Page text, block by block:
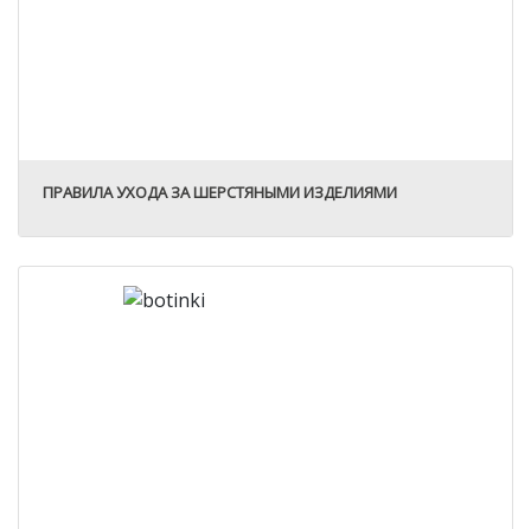
ПРАВИЛА УХОДА ЗА ШЕРСТЯНЫМИ ИЗДЕЛИЯМИ